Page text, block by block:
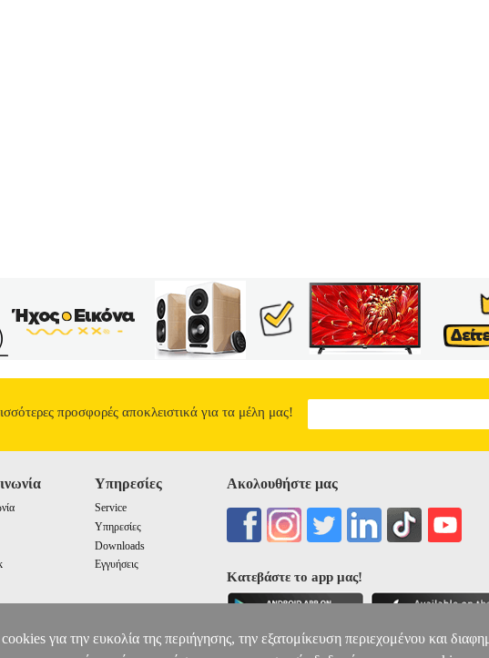
προσφορές αποκλειστικά για τα μέλη μας!
Υπηρεσίες
Service
Υπηρεσίες
Downloads
Εγγυήσεις
Ακολουθήστε μας
Κατεβάστε το app μας!
για την ευκολία της περιήγησης, την εξατομίκευση περιεχομένου και